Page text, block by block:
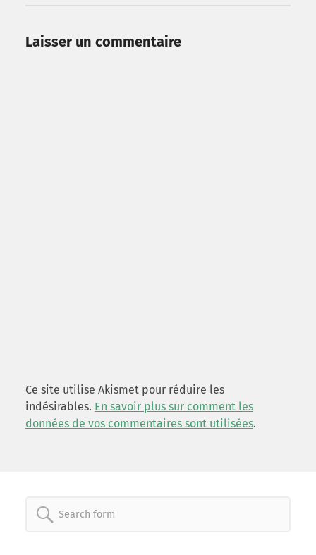
Laisser un commentaire
Ce site utilise Akismet pour réduire les
indésirables. En savoir plus sur comment les
données de vos commentaires sont utilisées.
Search